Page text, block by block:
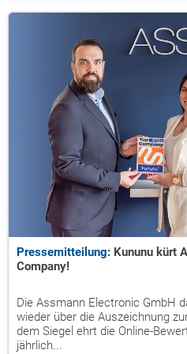
Pressemitteilung: Kununu kürt
Company!
Die Assmann Electronic GmbH
wieder über die Auszeichnung
dem Siegel ehrt die Online-
jährlich...